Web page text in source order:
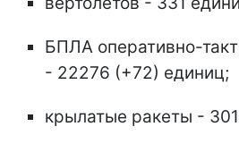
БПЛА оперативно-
- 22276 (+72) единиц;
крылатые ракеты -